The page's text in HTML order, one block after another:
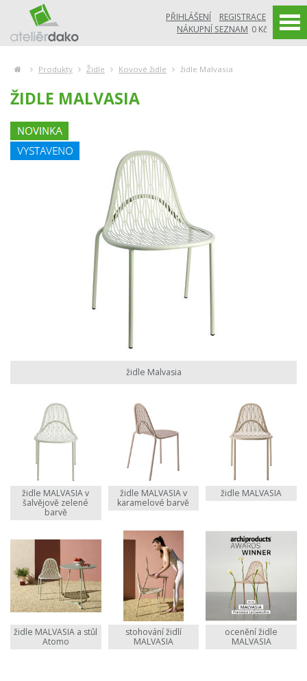
PŘIHLÁŠENÍ
REGISTRACE
NÁKUPNÍ SEZNAM 0 Kč
Produkty Židle Kovové židle židle Malvasia
ŽIDLE MALVASIA
židle Malvasia
židle MALVASIA v
šalvějově zelené
barvě
židle MALVASIA v
karamelové barvě
židle MALVASIA
židle MALVASIA a stůl
Atomo
stohování židlí
MALVASIA
ocenění židle
MALVASIA